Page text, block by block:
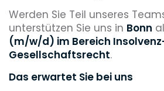
Werden Sie Teil unseres
unterstützen Sie uns in Bonn
(m/w/d) im Bereich
Gesellschaftsrecht.
Das erwartet Sie bei uns